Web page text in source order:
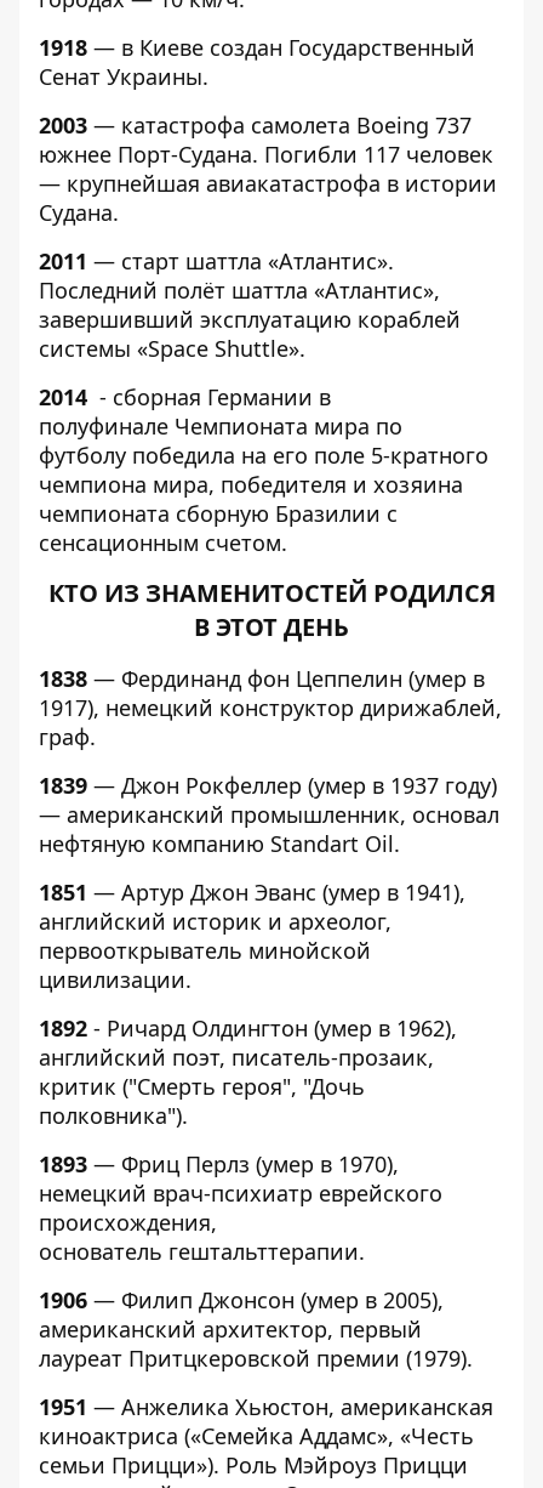
1918 — в Киеве создан Государственный
Сенат Украины.
2003 — катастрофа самолета Boeing 737
южнее Порт-Судана. Погибли 117 человек
— крупнейшая авиакатастрофа в истории
Судана.
2011 — старт шаттла «Атлантис».
Последний полёт шаттла «Атлантис»,
завершивший эксплуатацию кораблей
системы «Space Shuttle».
2014 - сборная Германии в
полуфинале Чемпионата мира по
футболу победила на его поле 5-кратного
чемпиона мира, победителя и хозяина
чемпионата сборную Бразилии с
сенсационным счетом.
КТО ИЗ ЗНАМЕНИТОСТЕЙ РОДИЛСЯ
В ЭТОТ ДЕНЬ
1838 — Фердинанд фон Цеппелин (умер в
1917), немецкий конструктор дирижаблей,
граф.
1839 — Джон Рокфеллер (умер в 1937 году)
— американский промышленник, основал
нефтяную компанию Standart Oil.
1851 — Артур Джон Эванс (умер в 1941),
английский историк и археолог,
первооткрыватель минойской
цивилизации.
1892 - Ричард Олдингтон (умер в 1962),
английский поэт, писатель-прозаик,
критик ("Смерть героя", "Дочь
полковника").
1893 — Фриц Перлз (умер в 1970),
немецкий врач-психиатр еврейского
происхождения,
основатель гештальттерапии.
1906 — Филип Джонсон (умер в 2005),
американский архитектор, первый
лауреат Притцкеровской премии (1979).
1951 — Анжелика Хьюстон, американская
киноактриса («Семейка Аддамс», «Честь
семьи Прицци»). Роль Мэйроуз Прицци